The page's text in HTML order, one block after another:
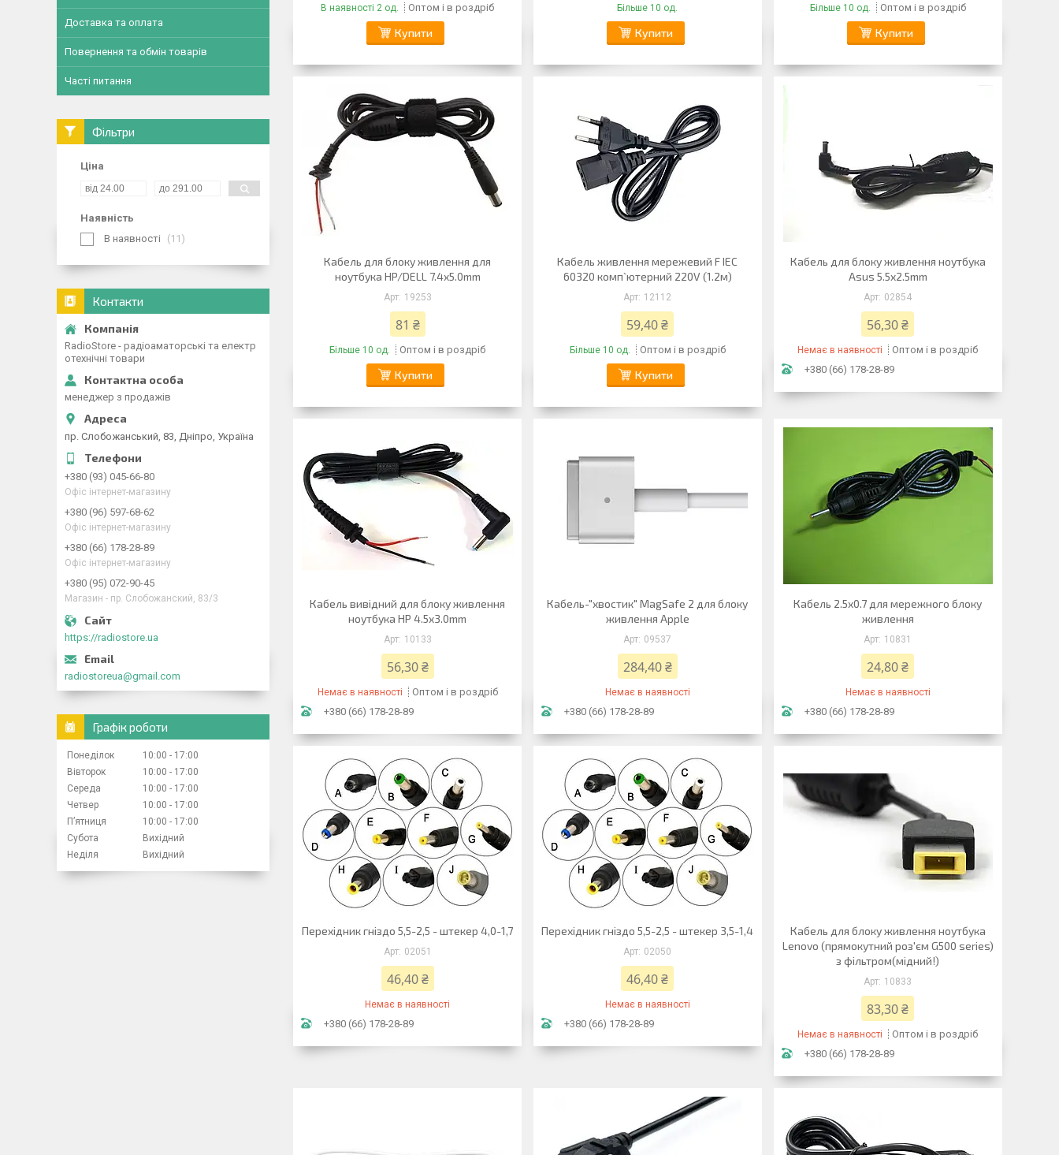
В наявності 2 од. Оптом і в роздріб
Купити
Більше 10 од.
Купити
Більше 10 од. Оптом і в роздріб
Купити
Кабель для блоку живлення для
ноутбука HP/DELL 7.4x5.0mm
19253
81 ₴
Більше 10 од. Оптом і в роздріб
Купити
Кабель живлення мережевий F IEC
60320 комп`ютерний 220V (1.2м)
12112
59,40 ₴
Більше 10 од. Оптом і в роздріб
Купити
Кабель для блоку живлення ноутбука
Asus 5.5x2.5mm
02854
56,30 ₴
Немає в наявності
Оптом і в роздріб
+380 (66) 178-28-89
Кабель вивідний для блоку живлення
ноутбука HP 4.5x3.0mm
10133
56,30 ₴
Немає в наявності
Оптом і в роздріб
+380 (66) 178-28-89
Кабель-"хвостик" MagSafe 2 для блоку
живлення Apple
09537
284,40 ₴
Немає в наявності
+380 (66) 178-28-89
Кабель 2.5x0.7 для мережного блоку
живлення
10831
24,80 ₴
Немає в наявності
+380 (66) 178-28-89
Перехідник гніздо 5,5-2,5 - штекер 4,0-1,7
02051
46,40 ₴
Немає в наявності
+380 (66) 178-28-89
Перехідник гніздо 5,5-2,5 - штекер 3,5-1,4
02050
46,40 ₴
Немає в наявності
+380 (66) 178-28-89
Кабель для блоку живлення ноутбука
Lenovo (прямокутний роз'єм G500 series)
з фільтром(мідний!)
10833
83,30 ₴
Немає в наявності
Оптом і в роздріб
+380 (66) 178-28-89
Доставка та оплата
Повернення та обмін товарів
Часті питання
Фільтри
Ціна
Наявність
В наявності
11
Контакти
RadioStore - радіоаматорські та електр
отехнічні товари
менеджер з продажів
пр. Слобожанський, 83, Дніпро, Україна
+380 (93) 045-66-80
Офіс інтернет-магазину
+380 (96) 597-68-62
Офіс інтернет-магазину
+380 (66) 178-28-89
Офіс інтернет-магазину
+380 (95) 072-90-45
Магазин - пр. Слобожанский, 83/3
https://radiostore.ua
radiostoreua@gmail.com
Графік роботи
Понеділок 10:00
17:00
Вівторок
10:00
17:00
Середа
10:00
17:00
Четвер
10:00
17:00
Пʼятниця
10:00
17:00
Субота
Вихідний
Неділя
Вихідний